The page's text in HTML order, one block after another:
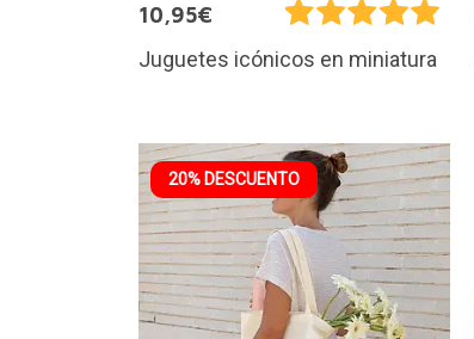
10,95€
Juguetes icónicos en miniatura
20% DESCUENTO